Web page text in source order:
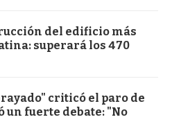
del edificio más
superará los 470
criticó el paro de
un fuerte debate: "No